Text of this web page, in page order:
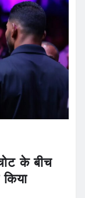
के बीच